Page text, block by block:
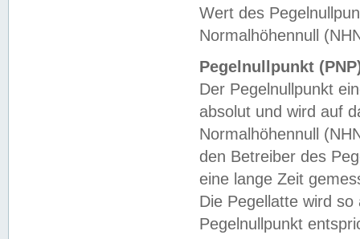
Wert des
Normalhöhennull
Pegelnullpunkt
Der Pegelnullpunkt
absolut und wird auf
Normalhöhennull
den Betreiber des
eine lange Zeit
Die Pegellatte wird
Pegelnullpunkt